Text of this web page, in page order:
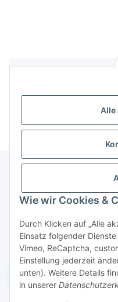
Alle
Wie wir Cookies &
Durch Klicken auf „Alle
Einsatz folgender
Vimeo, ReCaptcha,
Einstellung jederzeit
unten). Weitere Details
in unserer
Informationen
Gesetzliche Informationen
Widerruf einreichen